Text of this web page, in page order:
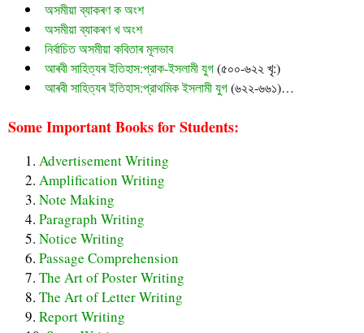
অসমীয়া ব্যাকৰণ ক অংশ
অসমীয়া ব্যাকৰণ খ অংশ
নির্বাচিত অসমীয়া কবিতাৰ মূলভাব
আৰবী সাহিত্যৰ ইতিহাস:প্রাক-ইসলামী যুগ(৫০০-৬২২ খৃ:)
আৰবী সাহিত্যৰ ইতিহাস:প্রাথমিক ইসলামী যুগ(৬২২-৬৬১)…
Some Important Books for Students:
Advertisement Writing
Amplification Writing
Note Making
Paragraph Writing
Notice Writing
Passage Comprehension
The Art of Poster Writing
The Art of Letter Writing
Report Writing